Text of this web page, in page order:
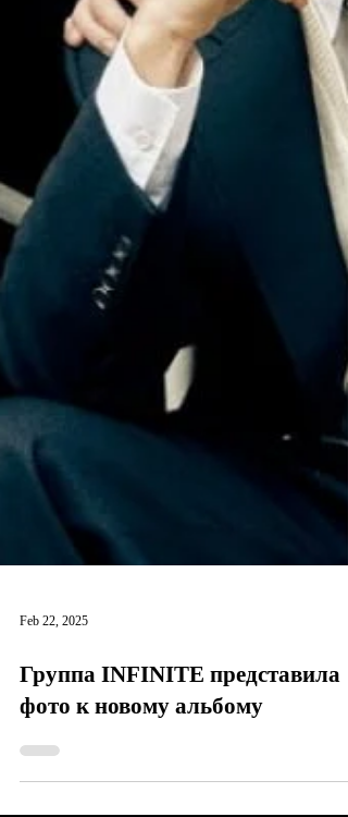
Группа INFINITE представила
фото к новому альбому